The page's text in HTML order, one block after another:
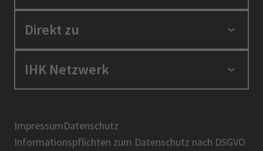
Standortpolitik
Berufszugang
Über uns
Direkt zu
Positionen
Presse
IHK-Magazin
IHK Netzwerk
BIHK
DIHK
ImpressumDatenschutz
Informationspflichten zum Datenschutz nach DSGVO